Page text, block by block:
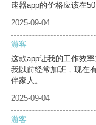
速器app的价格应该在
2025-09-04
游客
这款app让我的工作效
我以前经常加班，现在
伴家人。
2025-09-04
游客